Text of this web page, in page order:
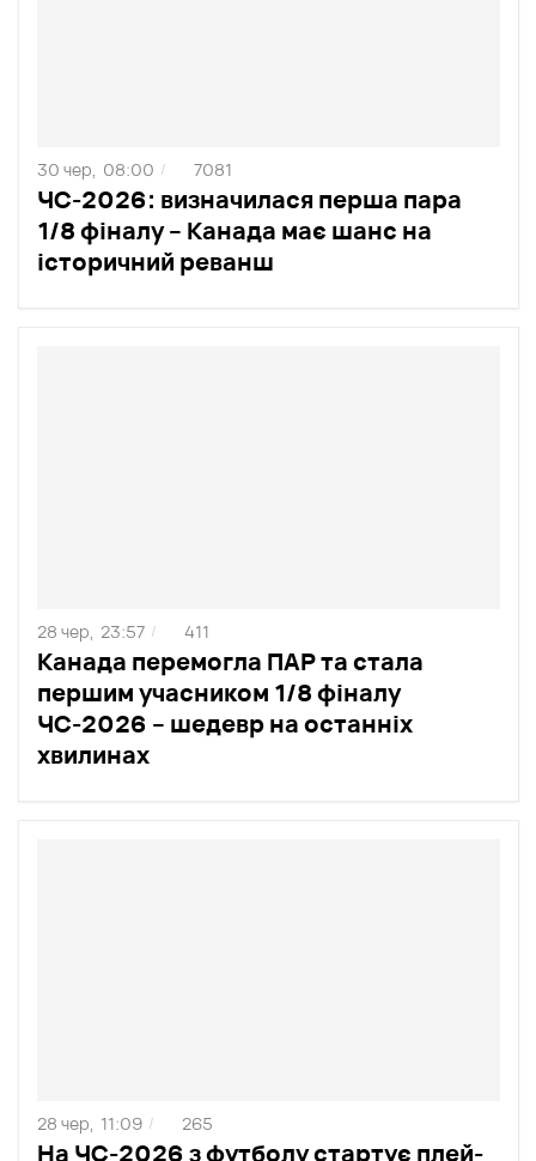
ЧС-2026: визначилася перша пара
1/8 фіналу – Канада має шанс на
історичний реванш
30 чер, 08:00 / 7081
Канада перемогла ПАР та стала
першим учасником 1/8 фіналу
ЧС-2026 – шедевр на останніх
хвилинах
28 чер, 23:57 / 411
На ЧС-2026 з футболу стартує плей-
28 чер, 11:09 / 265